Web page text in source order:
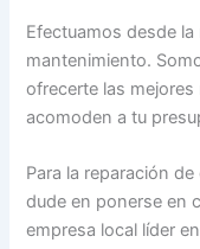
Efectuamos desde
mantenimiento.
ofrecerte las
acomoden a tu
Para la reparación
dude en ponerse en
empresa local líder